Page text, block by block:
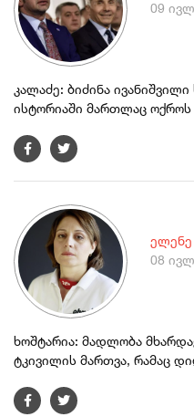
კალაძე: ბიძინა
ისტორიაში მართლაც ოქროს
09
ხოშტარია: მადლობა
ტკივილის მართვა, რამაც
ელენე
08